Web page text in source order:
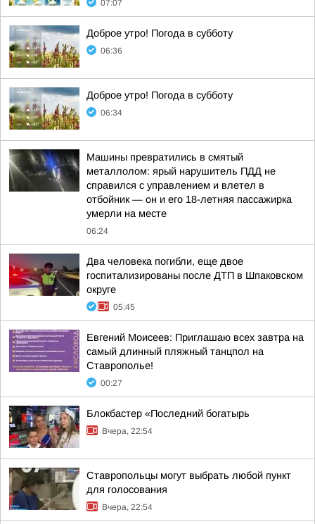
07:07
Доброе утро! Погода в субботу
06:36
Доброе утро! Погода в субботу
06:34
Машины превратились в смятый
металлолом: ярый нарушитель ПДД не
справился с управлением и влетел в
отбойник — он и его 18-летняя пассажирка
умерли на месте
06:24
Два человека погибли, еще двое
госпитализированы после ДТП в Шпаковском
округе
05:45
Евгений Моисеев: Приглашаю всех завтра на
самый длинный пляжный танцпол на
Ставрополье!
00:27
Блокбастер «Последний богатырь
Вчера, 22:54
Ставропольцы могут выбрать любой пункт
для голосования
Вчера, 22:54